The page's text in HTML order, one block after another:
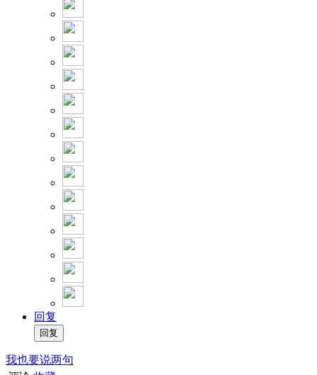
回复
我也要说两句